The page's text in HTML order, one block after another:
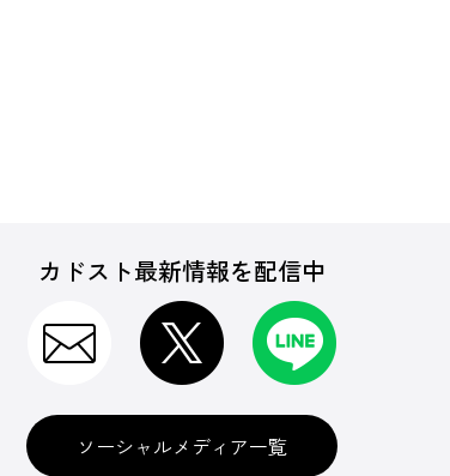
カドスト最新情報を配信中
ソーシャルメディア一覧